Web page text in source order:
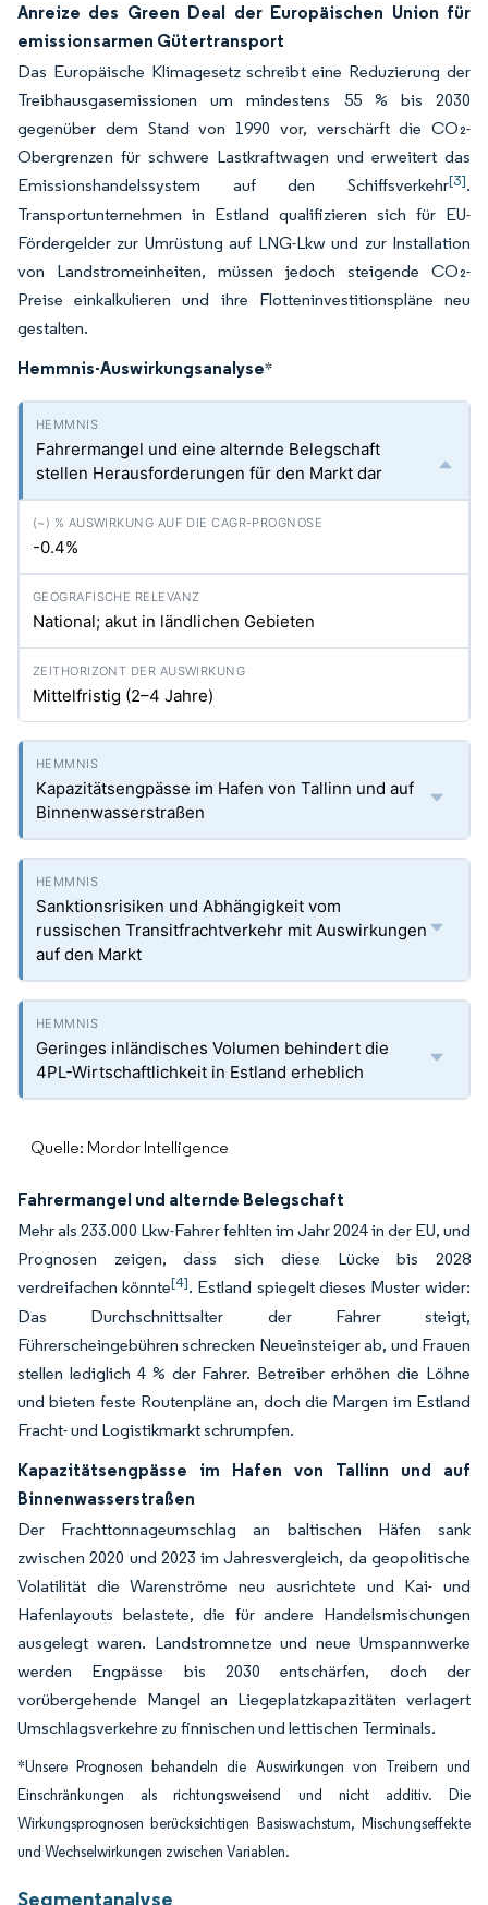
Anreize des Green Deal der Europäischen Union für
emissionsarmen Gütertransport
Das Europäische Klimagesetz schreibt eine Reduzierung der
Treibhausgasemissionen um mindestens 55 % bis 2030
gegenüber dem Stand von 1990 vor, verschärft die CO₂-
Obergrenzen für schwere Lastkraftwagen und erweitert das
Emissionshandelssystem auf den Schiffsverkehr[3].
Transportunternehmen in Estland qualifizieren sich für EU-
Fördergelder zur Umrüstung auf LNG-Lkw und zur Installation
von Landstromeinheiten, müssen jedoch steigende CO₂-
Preise einkalkulieren und ihre Flotteninvestitionspläne neu
gestalten.
Hemmnis-Auswirkungsanalyse*
Fahrermangel und eine alternde Belegschaft
stellen Herausforderungen für den Markt dar
-0.4%
National; akut in ländlichen Gebieten
Mittelfristig (2–4 Jahre)
Kapazitätsengpässe im Hafen von Tallinn und auf
Binnenwasserstraßen
Sanktionsrisiken und Abhängigkeit vom
russischen Transitfrachtverkehr mit Auswirkungen
auf den Markt
Geringes inländisches Volumen behindert die
4PL-Wirtschaftlichkeit in Estland erheblich
Quelle: Mordor Intelligence
Fahrermangel und alternde Belegschaft
Mehr als 233.000 Lkw-Fahrer fehlten im Jahr 2024 in der EU, und
Prognosen zeigen, dass sich diese Lücke bis 2028
verdreifachen könnte[4]. Estland spiegelt dieses Muster wider:
Das Durchschnittsalter der Fahrer steigt,
Führerscheingebühren schrecken Neueinsteiger ab, und Frauen
stellen lediglich 4 % der Fahrer. Betreiber erhöhen die Löhne
und bieten feste Routenpläne an, doch die Margen im Estland
Fracht- und Logistikmarkt schrumpfen.
Kapazitätsengpässe im Hafen von Tallinn und auf
Binnenwasserstraßen
Der Frachttonnageumschlag an baltischen Häfen sank
zwischen 2020 und 2023 im Jahresvergleich, da geopolitische
Volatilität die Warenströme neu ausrichtete und Kai- und
Hafenlayouts belastete, die für andere Handelsmischungen
ausgelegt waren. Landstromnetze und neue Umspannwerke
werden Engpässe bis 2030 entschärfen, doch der
vorübergehende Mangel an Liegeplatzkapazitäten verlagert
Umschlagsverkehre zu finnischen und lettischen Terminals.
*Unsere Prognosen behandeln die Auswirkungen von Treibern und
Einschränkungen als richtungsweisend und nicht additiv. Die
Wirkungsprognosen berücksichtigen Basiswachstum, Mischungseffekte
und Wechselwirkungen zwischen Variablen.
Segmentanalyse